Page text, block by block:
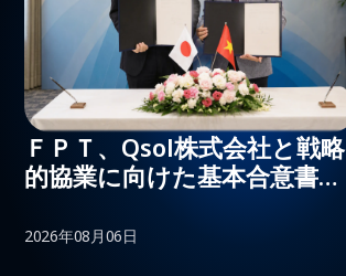
ＦＰＴ、Qsol株式会社と戦略
的協業に向けた基本合意書を
テム開発・運用保守領域で中
2026年08月06日